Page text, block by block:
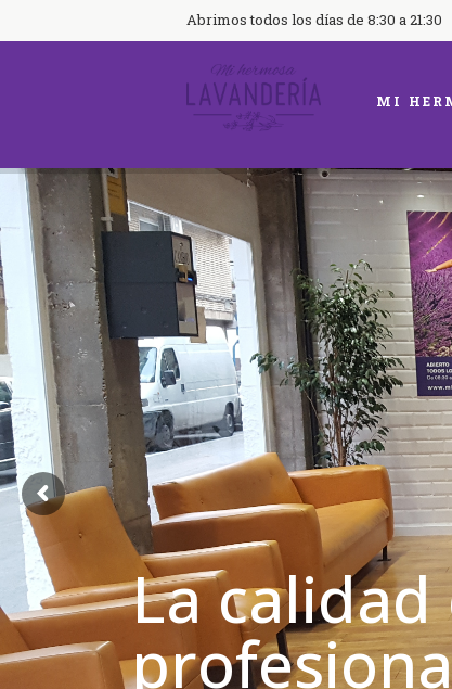
Abrimos todos los días de 8:30 a 21:30
MI
La